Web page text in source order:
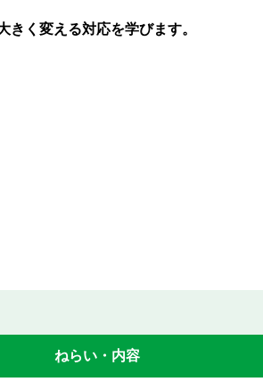
く変える対応を学びます。
ねらい・内容